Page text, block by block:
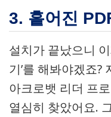
3. 흩어진
설치가 끝났으니
기’를 해봐야겠죠?
아크로뱃 리더 프
열심히 찾았어요.